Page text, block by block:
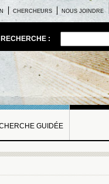
CHERCHEURS NOUS JOINDRE
RECHERCHE :
GUIDÉE